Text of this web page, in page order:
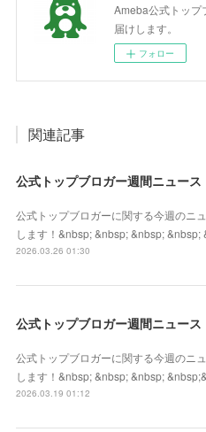
Ameba公式トップ
届けします。
フォロー
関連記事
公式トップブロガーに関する今週のニ
します！&nbsp; &nbsp; &nbsp; &nbsp;
2026.03.26 01:30
公式トップブロガーに関する今週のニ
します！&nbsp; &nbsp; &nbsp;
2026.03.19 01:12